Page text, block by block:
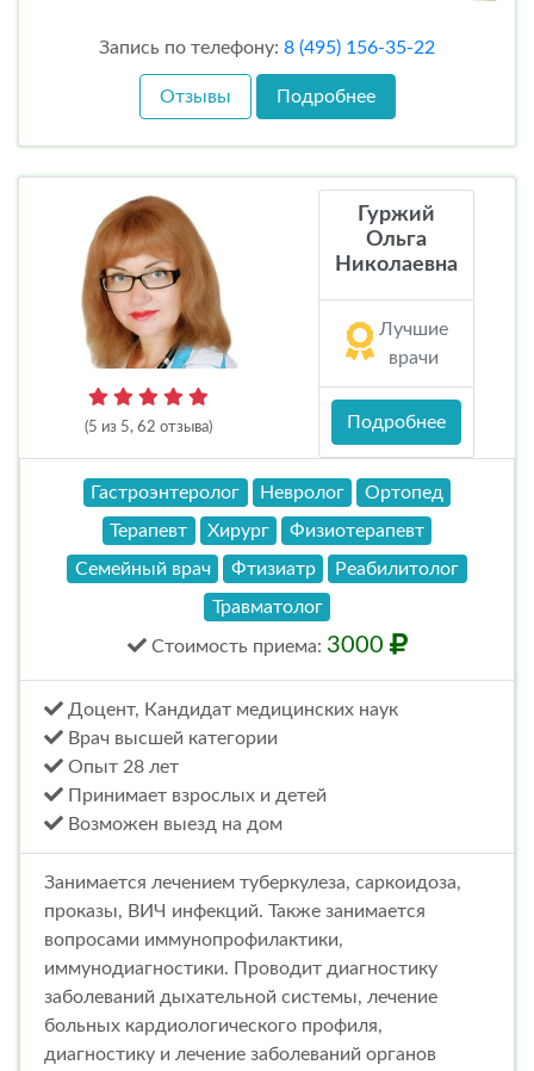
Запись по телефону: 8 (495) 156-35-22
Отзывы Подробнее
(5 из 5, 62 отзыва)
Гуржий
Ольга
Николаевна
Лучшие
врачи
Подробнее
Гастроэнтеролог Невролог
Ортопед
Терапевт
Хирург
Физиотерапевт
Семейный врач
Фтизиатр
Реабилитолог
Травматолог
Стоимость приема: 3000
Доцент, Кандидат медицинских наук
Врач высшей категории
Опыт 28 лет
Принимает взрослых и детей
Возможен выезд на дом
Занимается лечением туберкулеза, саркоидоза,
проказы, ВИЧ инфекций. Также занимается
вопросами иммунопрофилактики,
иммунодиагностики. Проводит диагностику
заболеваний дыхательной системы, лечение
больных кардиологического профиля,
диагностику и лечение заболеваний органов